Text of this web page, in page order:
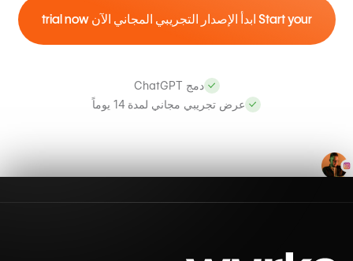
Start your ابدأ الإصدار التجريبي المجاني الآن trial now
دمج ChatGPT
عرض تجريبي مجاني لمدة 14 يوماً